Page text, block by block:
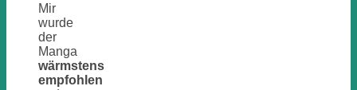
Mir
wurde
der
Manga
wärmstens
empfohlen